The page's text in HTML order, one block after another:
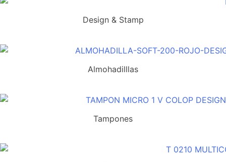
Design & Stamp
Almohadilllas
Tampones